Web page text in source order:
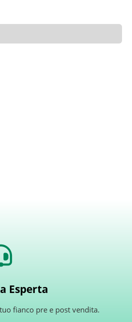
Esperta
fianco pre e post vendita.